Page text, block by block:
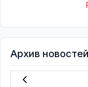
Архив новостей